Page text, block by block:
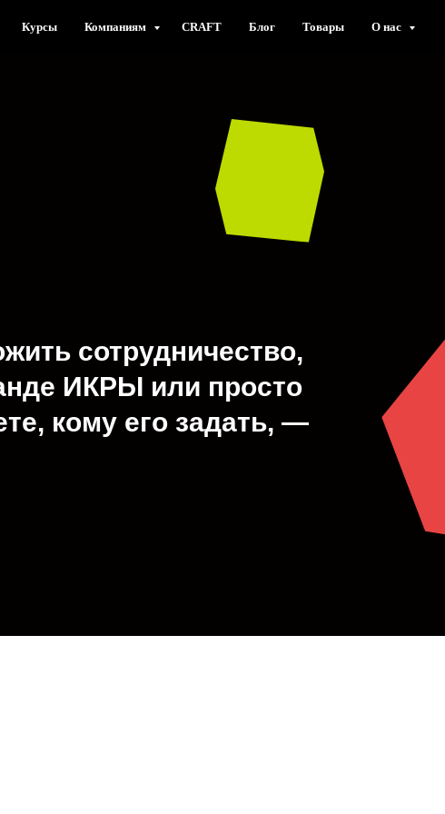
Курсы Компаниям CRAFT Блог Товары О нас
сотрудничество,
ИКРЫ или просто
кому его задать, —